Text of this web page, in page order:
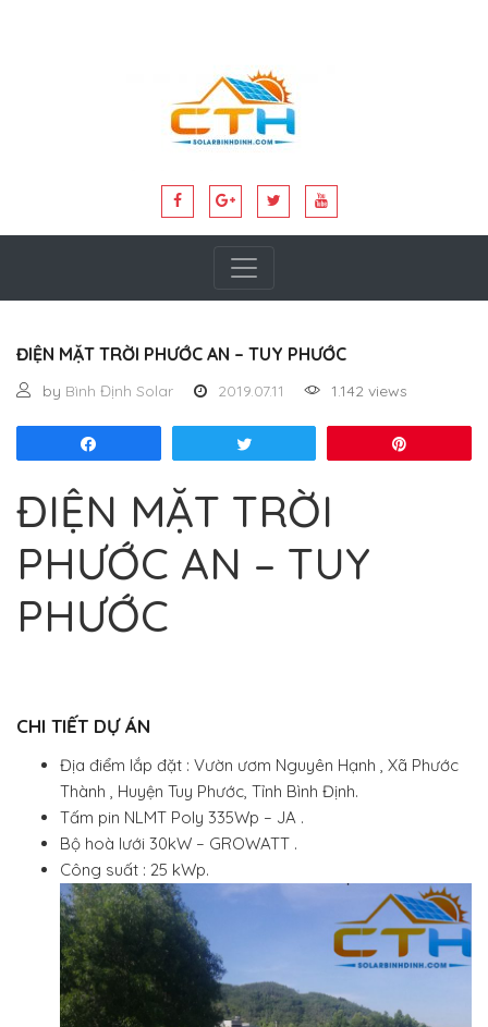
ĐIỆN MẶT TRỜI PHƯỚC AN – TUY PHƯỚC
by Bình Định Solar 2019.07.11 1.142 views
ĐIỆN MẶT TRỜI
PHƯỚC AN – TUY
PHƯỚC
CHI TIẾT DỰ ÁN
Địa điểm lắp đặt : Vườn ươm Nguyên Hạnh , Xã Phước
Thành , Huyện Tuy Phước, Tỉnh Bình Định.
Tấm pin NLMT Poly 335Wp – JA .
Bộ hoà lưới 30kW – GROWATT .
Công suất : 25 kWp.